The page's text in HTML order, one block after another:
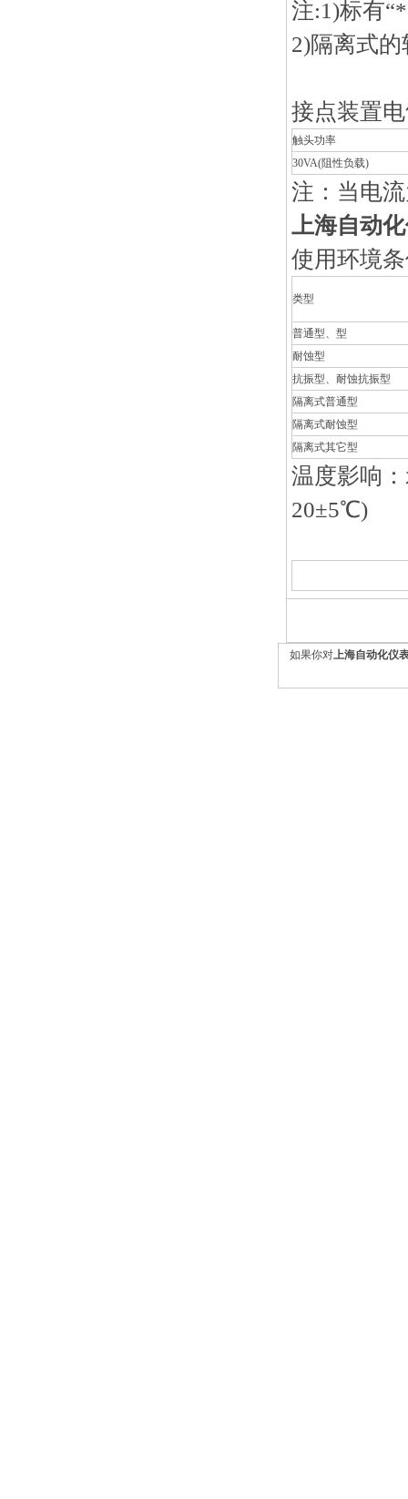
注:1)标有
2)隔离式的
接点装置
触头功率
30VA(阻性负载)
注：当电
上海自动
使用环境
类型
普通型、型
耐蚀型
抗振型、耐蚀抗振型
隔离式普通型
隔离式耐蚀型
隔离式其它型
温度影响
20±5℃)
如果你对上海自动化仪